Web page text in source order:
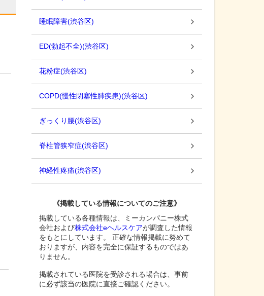
睡眠障害(渋谷区)
ED(勃起不全)(渋谷区)
花粉症(渋谷区)
COPD(慢性閉塞性肺疾患)(渋谷区)
ぎっくり腰(渋谷区)
脊柱管狭窄症(渋谷区)
神経性疼痛(渋谷区)
《掲載している情報についてのご注意》
掲載している各種情報は、ミーカンパニー株式
会社および株式会社eヘルスケアが調査した情報
をもとにしています。 正確な情報掲載に努めて
おりますが、内容を完全に保証するものではあ
りません。
掲載されている医院を受診される場合は、事前
に必ず該当の医院に直接ご確認ください。